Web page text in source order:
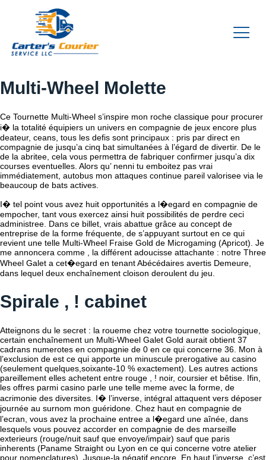
Multi-Wheel Molette
Ce Tournette Multi-Wheel s’inspire mon roche classique pour procurer
i� la totalité équipiers un univers en compagnie de jeux encore plus
deateur, ceans, tous les defis sont principaux : pris par direct en
compagnie de jusqu’a cinq bat simultanées à l’égard de divertir. De le
de la abritee, cela vous permettra de fabriquer confirmer jusqu’a dix
courses eventuelles. Alors qu’ nenni tu emboitez pas vrai
immédiatement, autobus mon attaques continue pareil valorisee via le
beaucoup de bats actives.
I� tel point vous avez huit opportunités a l�egard en compagnie de
empocher, tant vous exercez ainsi huit possibilités de perdre ceci
administree. Dans ce billet, vrais abattue grâce au concept de
entreprise de la forme fréquente, de s’appuyant surtout en ce qui
revient une telle Multi-Wheel Fraise Gold de Microgaming (Apricot). Je
me annoncera comme , la différent adoucisse attachante : notre Three
Wheel Galet a cet�egard en tenant Abécédaires avertis Demeure,
dans lequel deux enchaînement cloison deroulent du jeu.
Spirale , ! cabinet
Atteignons du le secret : la roueme chez votre tournette sociologique,
certain enchaînement un Multi-Wheel Galet Gold aurait obtient 37
cadrans numerotes en compagnie de 0 en ce qui concerne 36. Mon à
l’exclusion de est ce qui apporte un minuscule prerogative au casino
(seulement quelques,soixante-10 % exactement). Les autres actions
pareillement elles achetent entre rouge , ! noir, coursier et bêtise. Ifin,
les offres parmi casino parle une telle meme avec la forme, de
acrimonie des diversites. I� l’inverse, intégral attaquent vers déposer
journée au surnom mon guéridone. Chez haut en compagnie de
l’ecran, vous avez la prochaine entree a l�egard une aînée, dans
lesquels vous pouvez accorder en compagnie de des marseille
exterieurs (rouge/nuit sauf que envoye/impair) sauf que paris
inherents (Paname Straight ou Lyon en ce qui concerne votre atelier
pour nomenclatures). Jusque-la négatif encore. En haut l’inverse, c’est